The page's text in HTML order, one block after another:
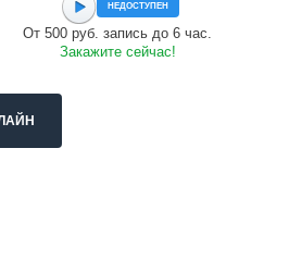
НЕДОСТУПЕН
От 500 руб. запись до 6 час.
Закажите сейчас!